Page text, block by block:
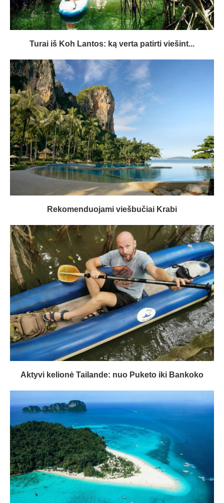
Turai iš Koh Lantos: ką verta patirti viešint...
Rekomenduojami viešbučiai Krabi
Aktyvi kelionė Tailande: nuo Puketo iki Bankoko